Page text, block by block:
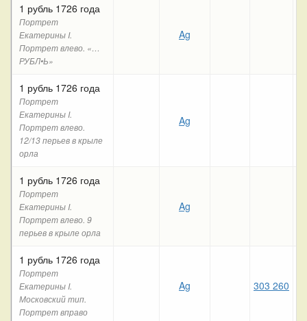
1 рубль 1726 года
Портрет
Екатерины I.
Портрет влево. «…
РУБЛ•Ь»
Ag
1 рубль 1726 года
Портрет
Екатерины I.
Портрет влево.
12/13 перьев в крыле
орла
Ag
1 рубль 1726 года
Портрет
Екатерины I.
Портрет влево. 9
перьев в крыле орла
Ag
1 рубль 1726 года
Портрет
Екатерины I.
Московский тип.
Портрет вправо
Ag 303 260